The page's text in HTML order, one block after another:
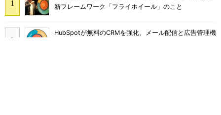
新フレームワーク「フライホイール」のこと
HubSpotが無料のCRMを強化、メール配信と広告管理機